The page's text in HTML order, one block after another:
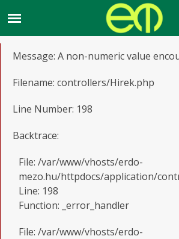
A PHP Error was encountered
Message: A non-numeric value
Filename: controllers/Hirek.php
Line Number: 198
Backtrace:
File: /var/www/vhosts/erdo-
mezo.hu/httpdocs/application/
Line: 198
Function: _error_handler
File: /var/www/vhosts/erdo-